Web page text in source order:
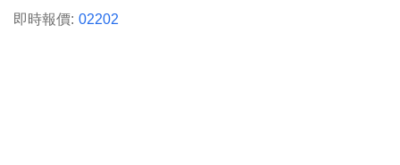
即時報價: 02202